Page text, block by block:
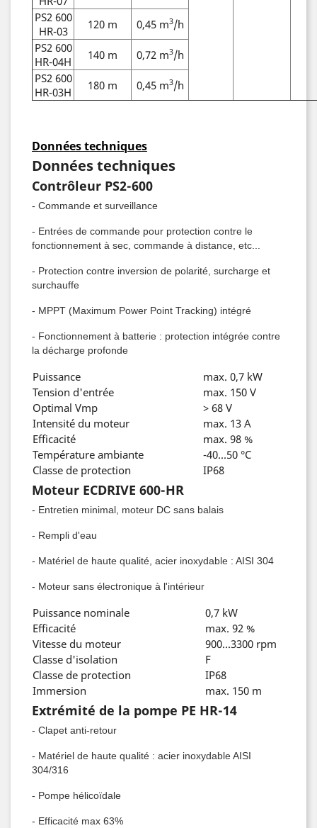
PS2 600
HR-03
120 m 0,45 m3/h
PS2 600
HR-04H
140 m 0,72 m3/h
PS2 600
HR-03H
180 m 0,45 m3/h
Données techniques
Données techniques
Contrôleur PS2-600
- Commande et surveillance
- Entrées de commande pour protection contre le
fonctionnement à sec, commande à distance, etc...
- Protection contre inversion de polarité, surcharge et
surchauffe
- MPPT (Maximum Power Point Tracking) intégré
- Fonctionnement à batterie : protection intégrée contre
la décharge profonde
Puissance
max. 0,7 kW
Tension d'entrée
max. 150 V
Optimal Vmp
> 68 V
Intensité du moteur
max. 13 A
Efficacité
max. 98 %
Température ambiante
-40...50 °C
Classe de protection
IP68
Moteur ECDRIVE 600-HR
- Entretien minimal, moteur DC sans balais
- Rempli d'eau
- Matériel de haute qualité, acier inoxydable : AISI 304
- Moteur sans électronique à l'intérieur
Puissance nominale
0,7 kW
Efficacité
max. 92 %
Vitesse du moteur
900...3300 rpm
Classe d'isolation
F
Classe de protection
IP68
Immersion
max. 150 m
Extrémité de la pompe PE HR-14
- Clapet anti-retour
- Matériel de haute qualité : acier inoxydable AISI
304/316
- Pompe hélicoïdale
- Efficacité max 63%